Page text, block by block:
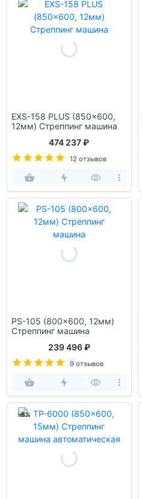
EXS-158 PLUS (850x600,
12мм) Стреппинг машина
474 237 ₽
12 отзывов
PS-105 (800x600, 12мм)
Стреппинг машина
239 496 ₽
9 отзывов
-5%